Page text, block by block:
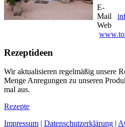
E-
Mail
Web
Rezeptideen
Wir aktualisieren regelmäßig unsere
Menge Anregungen zu unseren
mal aus.
Rezepte
Impressum | Datenschutzerklärung |